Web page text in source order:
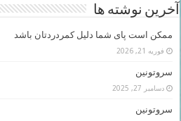
آخرین نوشته ها
ممکن است پای شما دلیل کمردردتان باشد
فوریه 21, 2026
سروتونین
دسامبر 27, 2025
سروتونین